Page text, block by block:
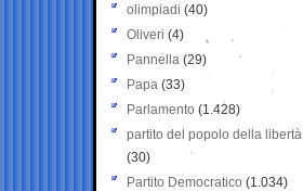
olimpiadi (40)
Oliveri (4)
Pannella (29)
Papa (33)
Parlamento (1.428)
partito del popolo della libertà
(30)
Partito Democratico (1.034)